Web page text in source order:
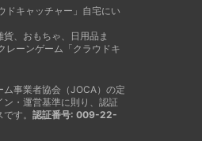
ドキャッチャー」自宅にい
、おもちゃ、日用品ま
レーンゲーム「クラウドキ
ム事業者協会（JOCA）の定
・運営基準に則り、認証
す。 認証番号: 009-22-